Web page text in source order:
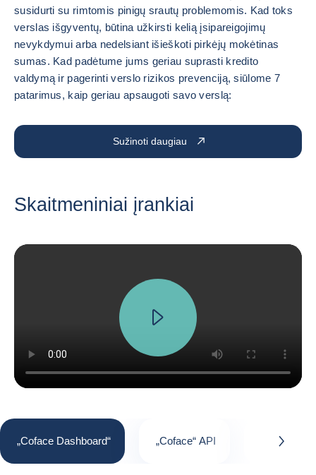
susidurti su rimtomis pinigų srautų problemomis. Kad toks
verslas išgyventų, būtina užkirsti kelią įsipareigojimų
nevykdymui arba nedelsiant išieškoti pirkėjų mokėtinas
sumas. Kad padėtume jums geriau suprasti kredito
valdymą ir pagerinti verslo rizikos prevenciją, siūlome 7
patarimus, kaip geriau apsaugoti savo verslą:
Sužinoti daugiau
Skaitmeniniai įrankiai
„Coface Dashboard“ „Coface“ API Kliento
button.next